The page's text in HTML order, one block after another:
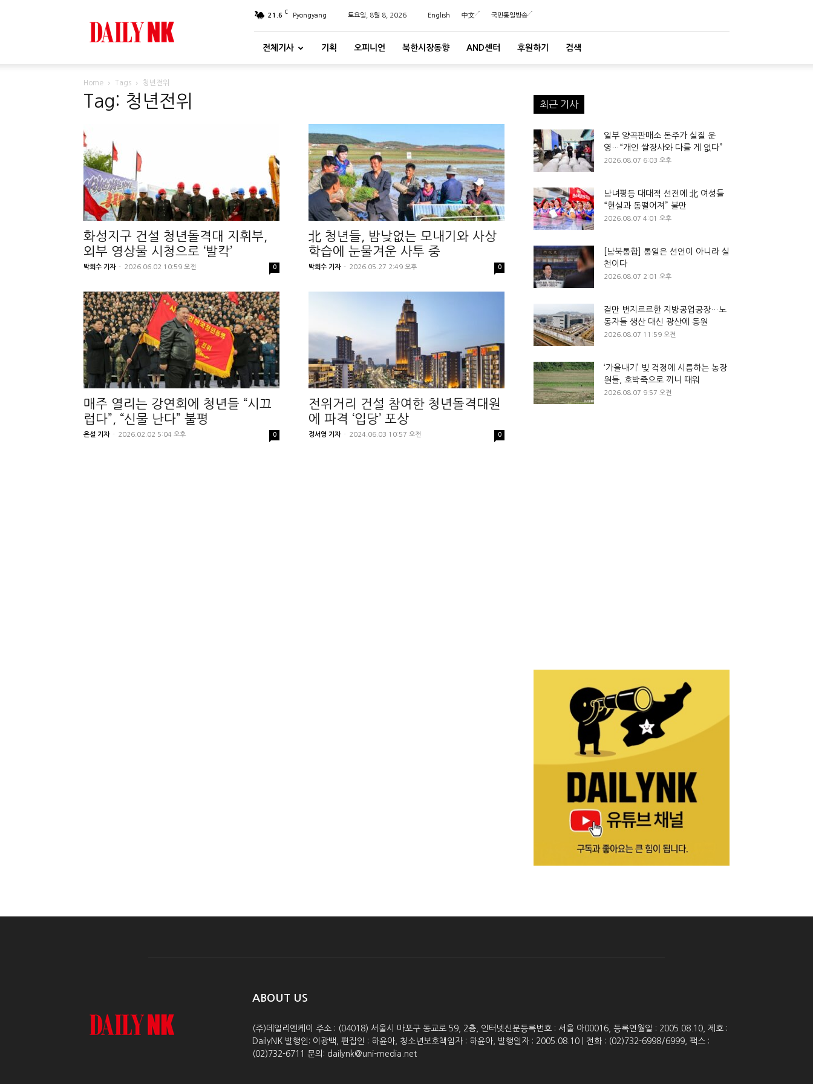
21.6 C Pyongyang 토요일, 8월 8, 2026 English 中文 국민통일방송
전체기사 기획 오피니언 북한시장동향 AND센터 후원하기 검색
Home Tags 청년전위
Tag: 청년전위
화성지구 건설 청년돌격대 지휘부,
외부 영상물 시청으로 ‘발칵’
박희수 기자 - 2026.06.02 10:59 오전 0
北 청년들, 밤낮없는 모내기와 사상
학습에 눈물겨운 사투 중
박희수 기자 - 2026.05.27 2:49 오후 0
매주 열리는 강연회에 청년들 “시끄
럽다”, “신물 난다” 불평
은설 기자 - 2026.02.02 5:04 오후 0
전위거리 건설 참여한 청년돌격대원
에 파격 ‘입당’ 포상
정서영 기자 - 2024.06.03 10:57 오전 0
최근 기사
일부 양곡판매소 돈주가 실질 운
영…“개인 쌀장사와 다를 게 없다”
2026.08.07 6:03 오후
남녀평등 대대적 선전에 北 여성들
“현실과 동떨어져” 불만
2026.08.07 4:01 오후
[남북통합] 통일은 선언이 아니라 실
천이다
2026.08.07 2:01 오후
겉만 번지르르한 지방공업공장…노
동자들 생산 대신 광산에 동원
2026.08.07 11:59 오전
‘가을내기’ 빚 걱정에 시름하는 농장
원들, 호박죽으로 끼니 때워
2026.08.07 9:57 오전
ABOUT US
(주)데일리엔케이 주소 : (04018) 서울시 마포구 동교로 59, 2층, 인터넷신문등록번호 : 서울 아00016, 등록연월일 : 2005.08.10, 제호 :
DailyNK 발행인: 이광백, 편집인 : 하윤아, 청소년보호책임자 : 하윤아, 발행일자 : 2005.08.10 | 전화 : (02)732-6998/6999, 팩스 :
(02)732-6711 문의: dailynk@uni-media.net